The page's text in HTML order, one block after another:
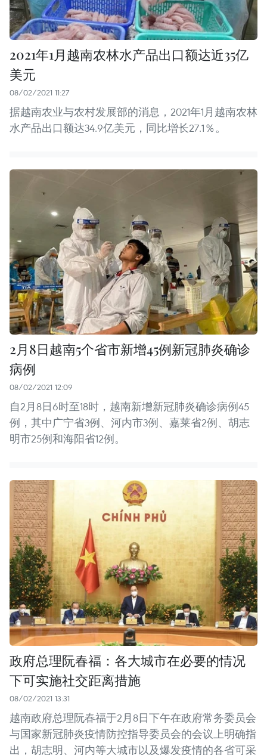
2021年1月越南农林水产品出口额达近35亿
美元
08/02/2021 11:27
据越南农业与农村发展部的消息，2021年1月越南农林
水产品出口额达34.9亿美元，同比增长27.1％。
2月8日越南5个省市新增45例新冠肺炎确诊
病例
08/02/2021 12:09
自2月8日6时至18时，越南新增新冠肺炎确诊病例45
例，其中广宁省3例、河内市3例、嘉莱省2例、胡志
明市25例和海阳省12例。
政府总理阮春福：各大城市在必要的情况
下可实施社交距离措施
08/02/2021 13:31
越南政府总理阮春福于2月8日下午在政府常务委员会
与国家新冠肺炎疫情防控指导委员会的会议上明确指
出，胡志明、河内等大城市以及爆发疫情的各省可采